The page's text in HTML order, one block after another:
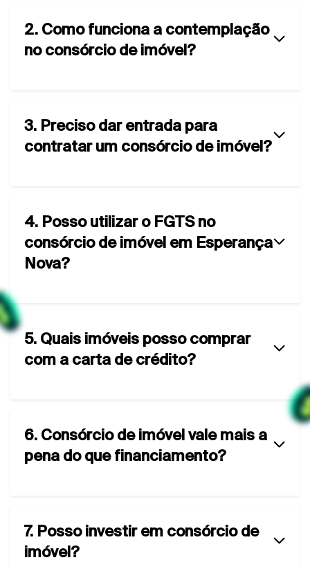
2. Como funciona a contemplação
no consórcio de imóvel?
3. Preciso dar entrada para
contratar um consórcio de imóvel?
4. Posso utilizar o FGTS no
consórcio de imóvel em Esperança
Nova?
5. Quais imóveis posso comprar
com a carta de crédito?
6. Consórcio de imóvel vale mais a
pena do que financiamento?
7. Posso investir em consórcio de
imóvel?